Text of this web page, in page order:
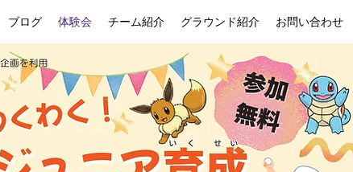
ブログ 体験会 チーム紹介 グラウンド紹介 お問い合わせ